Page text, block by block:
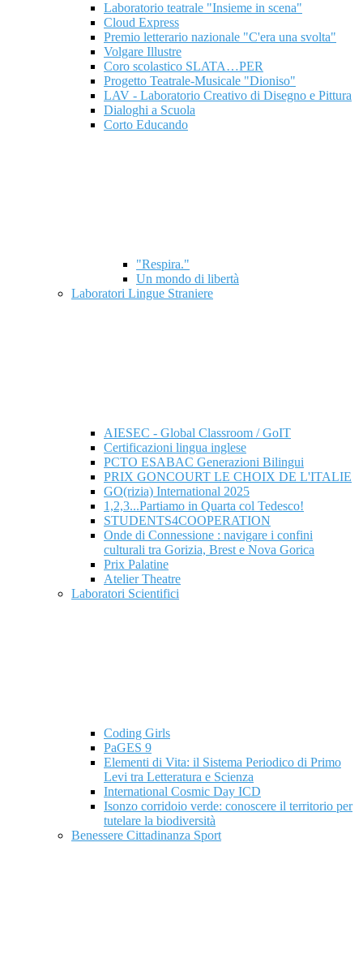
Laboratorio teatrale "Insieme in scena"
Cloud Express
Premio letterario nazionale "C'era una svolta"
Volgare Illustre
Coro scolastico SLATA…PER
Progetto Teatrale-Musicale "Dioniso"
LAV - Laboratorio Creativo di Disegno e Pittura
Dialoghi a Scuola
Corto Educando
"Respira."
Un mondo di libertà
Laboratori Lingue Straniere
AIESEC - Global Classroom / GoIT
Certificazioni lingua inglese
PCTO ESABAC Generazioni Bilingui
PRIX GONCOURT LE CHOIX DE L'ITALIE
GO(rizia) International 2025
1,2,3...Partiamo in Quarta col Tedesco!
STUDENTS4COOPERATION
Onde di Connessione : navigare i confini
culturali tra Gorizia, Brest e Nova Gorica
Prix Palatine
Atelier Theatre
Laboratori Scientifici
Coding Girls
PaGES 9
Elementi di Vita: il Sistema Periodico di Primo
Levi tra Letteratura e Scienza
International Cosmic Day ICD
Isonzo corridoio verde: conoscere il territorio per
tutelare la biodiversità
Benessere Cittadinanza Sport